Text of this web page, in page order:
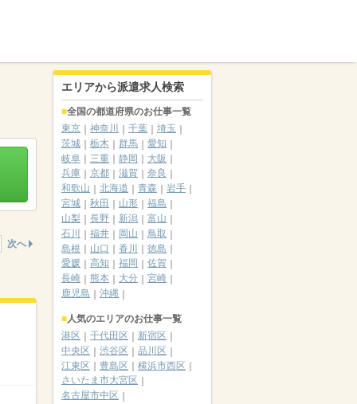
次へ
エリアから派遣求人検索
全国の都道府県のお仕事一覧
東京
神奈川 千葉
埼玉
茨城
栃木 群馬
愛知
岐阜
三重 静岡
大阪
兵庫
京都 滋賀
奈良
和歌山
北海道 青森
岩手
宮城
秋田 山形
福島
山梨
長野 新潟
富山
石川
福井 岡山
鳥取
島根
山口 香川
徳島
愛媛
高知 福岡
佐賀
長崎
熊本 大分
宮崎
鹿児島
沖縄
人気のエリアのお仕事一覧
港区
千代田区
新宿区
中央区
渋谷区
品川区
江東区
豊島区
横浜市西区
さいたま市大宮区
名古屋市中区